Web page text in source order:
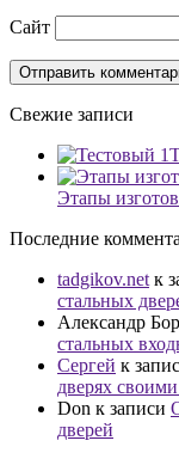
Сайт
Свежие записи
Этапы
Последние
tadgikov.net к
стальных
Александр
стальных
Сергей к
дверях
Don к записи
дверей